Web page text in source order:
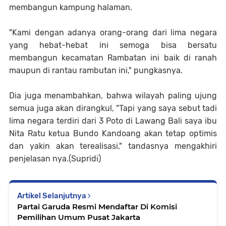
membangun kampung halaman.
"Kami dengan adanya orang-orang dari lima negara
yang hebat-hebat ini semoga bisa bersatu
membangun kecamatan Rambatan ini baik di ranah
maupun di rantau rambutan ini," pungkasnya.
Dia juga menambahkan, bahwa wilayah paling ujung
semua juga akan dirangkul, "Tapi yang saya sebut tadi
lima negara terdiri dari 3 Poto di Lawang Bali saya ibu
Nita Ratu ketua Bundo Kandoang akan tetap optimis
dan yakin akan terealisasi," tandasnya mengakhiri
penjelasan nya.(Supridi)
Artikel Selanjutnya
Partai Garuda Resmi Mendaftar Di Komisi
Pemilihan Umum Pusat Jakarta